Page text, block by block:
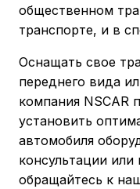
общественном
транспорте, и в
Оснащать свое
переднего вида
компания NSCAR
установить
автомобиля
консультации или
обращайтесь к